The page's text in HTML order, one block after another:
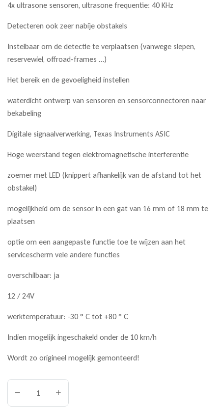
4x ultrasone sensoren, ultrasone frequentie: 40 KHz
Detecteren ook zeer nabije obstakels
Instelbaar om de detectie te verplaatsen (vanwege slepen,
reservewiel, offroad-frames …)
Het bereik en de gevoeligheid instellen
waterdicht ontwerp van sensoren en sensorconnectoren naar
bekabeling
Digitale signaalverwerking, Texas Instruments ASIC
Hoge weerstand tegen elektromagnetische interferentie
zoemer met LED (knippert afhankelijk van de afstand tot het
obstakel)
mogelijkheid om de sensor in een gat van 16 mm of 18 mm te
plaatsen
optie om een ​​aangepaste functie toe te wijzen aan het
servicescherm vele andere functies
overschilbaar: ja
12 / 24V
werktemperatuur: -30 ° C tot +80 ° C
Indien mogelijk ingeschakeld onder de 10 km/h
Wordt zo origineel mogelijk gemonteerd!